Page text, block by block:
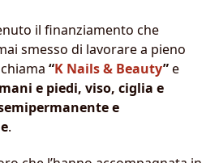
il finanziamento che
smesso di lavorare a pieno
“K Nails & Beauty”e
mani e piedi, viso, ciglia e
e
.